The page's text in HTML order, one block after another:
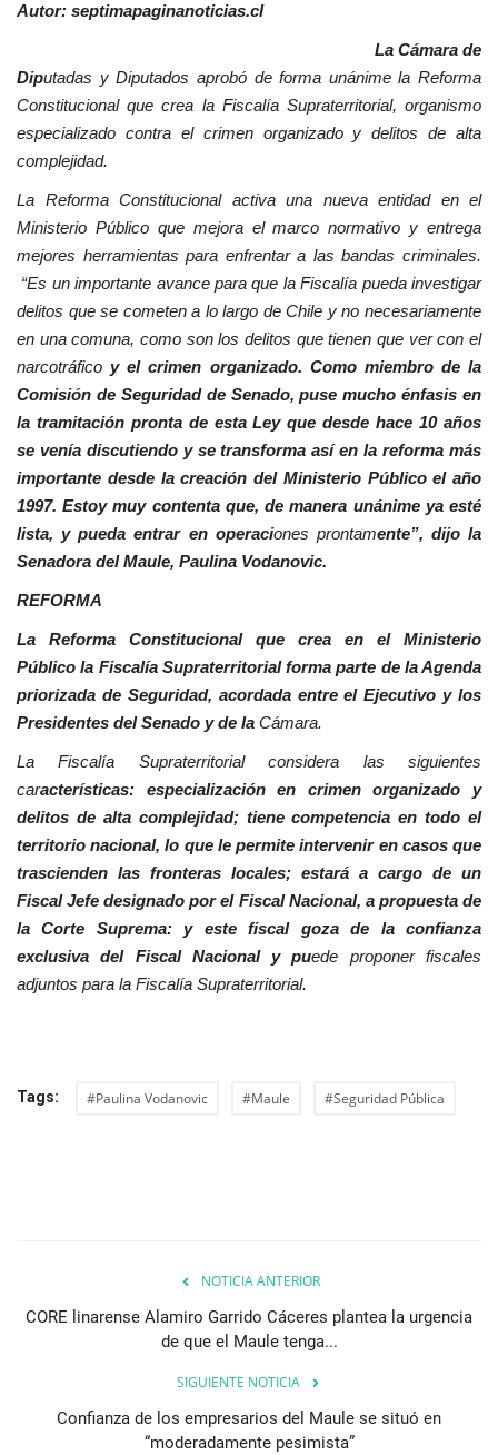
Autor: septimapaginanoticias.cl
La Cámara de
Diputadas y Diputados aprobó de forma unánime la Reforma
Constitucional que crea la Fiscalía Supraterritorial, organismo
especializado contra el crimen organizado y delitos de alta
complejidad.
La Reforma Constitucional activa una nueva entidad en el
Ministerio Público que mejora el marco normativo y entrega
mejores herramientas para enfrentar a las bandas criminales.
“Es un importante avance para que la Fiscalía pueda investigar
delitos que se cometen a lo largo de Chile y no necesariamente
en una comuna, como son los delitos que tienen que ver con el
narcotráfico y el crimen organizado. Como miembro de la
Comisión de Seguridad de Senado, puse mucho énfasis en
la tramitación pronta de esta Ley que desde hace 10 años
se venía discutiendo y se transforma así en la reforma más
importante desde la creación del Ministerio Público el año
1997. Estoy muy contenta que, de manera unánime ya esté
lista, y pueda entrar en operaciones prontamente”, dijo la
Senadora del Maule, Paulina Vodanovic.
REFORMA
La Reforma Constitucional que crea en el Ministerio
Público la Fiscalía Supraterritorial forma parte de la Agenda
priorizada de Seguridad, acordada entre el Ejecutivo y los
Presidentes del Senado y de la Cámara.
La Fiscalía Supraterritorial considera las siguientes
características: especialización en crimen organizado y
delitos de alta complejidad; tiene competencia en todo el
territorio nacional, lo que le permite intervenir en casos que
trascienden las fronteras locales; estará a cargo de un
Fiscal Jefe designado por el Fiscal Nacional, a propuesta de
la Corte Suprema: y este fiscal goza de la confianza
exclusiva del Fiscal Nacional y puede proponer fiscales
adjuntos para la Fiscalía Supraterritorial.
Tags: #Paulina Vodanovic #Maule #Seguridad Pública
NOTICIA ANTERIOR
CORE linarense Alamiro Garrido Cáceres plantea la urgencia
de que el Maule tenga...
SIGUIENTE NOTICIA
Confianza de los empresarios del Maule se situó en
“moderadamente pesimista”